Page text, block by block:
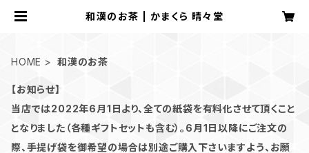
和漢のお茶 | かまくら 晴々堂
HOME 和漢のお茶
【お知らせ】
当店では2022年6月1日より、全ての紙袋を有料化させて頂くこと
となりました（各種ギフトセットも含む）。6月1日以降にご注文の
際、手提げ袋を御希望の場合は別途ご購入下さいますよう、お願